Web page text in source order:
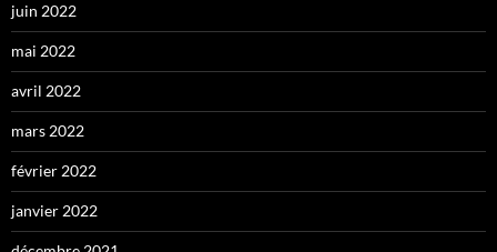
juin 2022
mai 2022
avril 2022
mars 2022
février 2022
janvier 2022